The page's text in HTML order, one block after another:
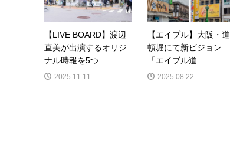
【LIVE BOARD】渡辺
直美が出演するオリジ
ナル時報を5つ...
2025.11.11
【エイブル】大阪・道
頓堀にて新ビジョン
「エイブル道...
2025.08.22